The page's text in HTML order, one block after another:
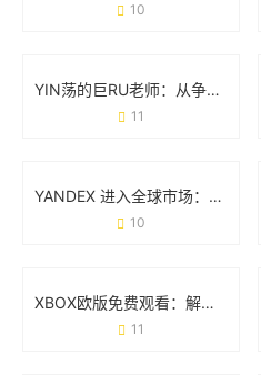
10
YIN荡的巨RU老师：从争议人设到文化符号的逆袭之路
11
YANDEX 进入全球市场：一场低调却凶猛的技术突围战
10
XBOX欧版免费观看：解锁欧洲区游戏与影音的隐藏玩法
11